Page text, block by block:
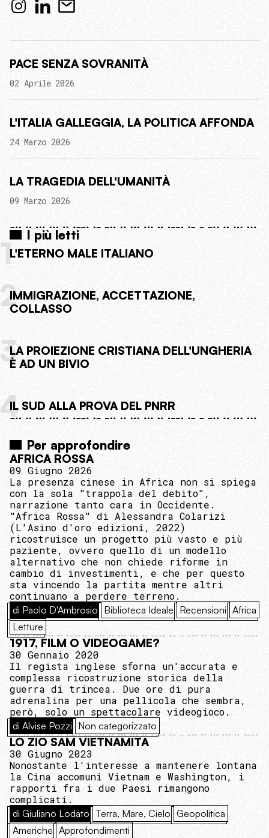
PACE SENZA SOVRANITÀ
02 Aprile 2026
L'ITALIA GALLEGGIA, LA POLITICA AFFONDA
24 Marzo 2026
LA TRAGEDIA DELL'UMANITÀ
09 Marzo 2026
I più letti
1L'ETERNO MALE ITALIANO
2IMMIGRAZIONE, ACCETTAZIONE,
COLLASSO
3LA PROIEZIONE CRISTIANA DELL'UNGHERIA
È AD UN BIVIO
4IL SUD ALLA PROVA DEL PNRR
Per approfondire
AFRICA ROSSA
09 Giugno 2026
La presenza cinese in Africa non si spiega
con la sola "trappola del debito",
narrazione tanto cara in Occidente.
"Africa Rossa" di Alessandra Colarizi
(L'Asino d'oro edizioni, 2022)
ricostruisce un progetto più vasto e più
paziente, ovvero quello di un modello
alternativo che non chiede riforme in
cambio di investimenti, e che per questo
sta vincendo la partita mentre altri
continuano a perdere terreno.
di Paolo D'Ambrosio Biblioteca Ideale Recensioni Africa
Letture
1917, FILM O VIDEOGAME?
30 Gennaio 2020
Il regista inglese sforna un'accurata e
complessa ricostruzione storica della
guerra di trincea. Due ore di pura
adrenalina per una pellicola che sembra,
però, solo un spettacolare videogioco.
di Alvise Pozzi Non categorizzato
LO ZIO SAM VIETNAMITA
30 Giugno 2023
Nonostante l'interesse a mantenere lontana
la Cina accomuni Vietnam e Washington, i
rapporti fra i due Paesi rimangono
complicati.
di Giuliano Lodato Terra, Mare, Cielo Geopolitica
Americhe Approfondimenti